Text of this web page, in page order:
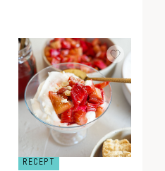
RECEPT